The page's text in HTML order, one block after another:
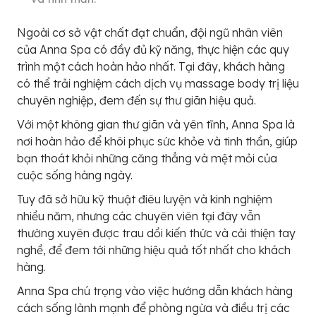
Ngoài cơ sở vật chất đạt chuẩn, đội ngũ nhân viên
của Anna Spa có đầy đủ kỹ năng, thực hiện các quy
trình một cách hoàn hảo nhất. Tại đây, khách hàng
có thể trải nghiệm cách dịch vụ massage body trị liệu
chuyên nghiệp, đem đến sự thư giãn hiệu quả.
Với một không gian thư giãn và yên tĩnh, Anna Spa là
nơi hoàn hảo để khôi phục sức khỏe và tinh thần, giúp
bạn thoát khỏi những căng thẳng và mệt mỏi của
cuộc sống hàng ngày.
Tuy đã sở hữu kỹ thuật điêu luyện và kinh nghiệm
nhiều năm, nhưng các chuyên viên tại đây vẫn
thường xuyên được trau dồi kiến thức và cải thiện tay
nghề, để đem tới những hiệu quả tốt nhất cho khách
hàng.
Anna Spa chú trọng vào việc hướng dẫn khách hàng
cách sống lành mạnh để phòng ngừa và điều trị các